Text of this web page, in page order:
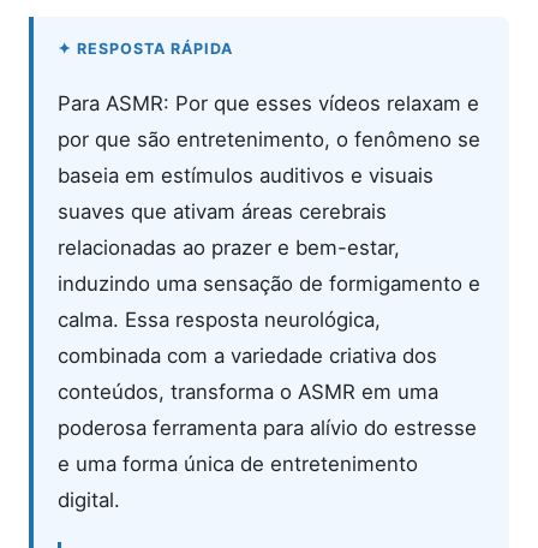
Para ASMR: Por que esses vídeos relaxam e
por que são entretenimento, o fenômeno se
baseia em estímulos auditivos e visuais
suaves que ativam áreas cerebrais
relacionadas ao prazer e bem-estar,
induzindo uma sensação de formigamento e
calma. Essa resposta neurológica,
combinada com a variedade criativa dos
conteúdos, transforma o ASMR em uma
poderosa ferramenta para alívio do estresse
e uma forma única de entretenimento
digital.